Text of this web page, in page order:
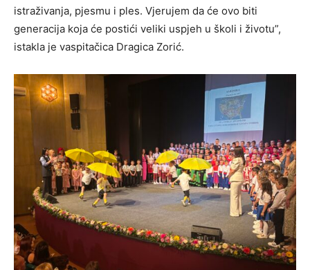
istraživanja, pjesmu i ples. Vjerujem da će ovo biti
generacija koja će postići veliki uspjeh u školi i životu”,
istakla je vaspitačica Dragica Zorić.